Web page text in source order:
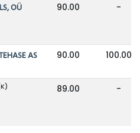
OÜ 90.00 -
AS 90.00 100.00
89.00 -